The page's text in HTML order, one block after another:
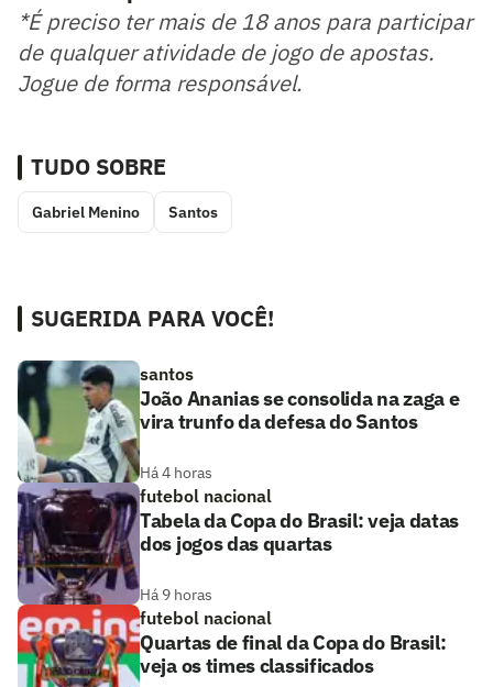
*É preciso ter mais de 18 anos para participar
de qualquer atividade de jogo de apostas.
Jogue de forma responsável.
TUDO SOBRE
Gabriel Menino Santos
SUGERIDA PARA VOCÊ!
santos
João Ananias se consolida na zaga e
vira trunfo da defesa do Santos
Há 4 horas
futebol nacional
Tabela da Copa do Brasil: veja datas
dos jogos das quartas
Há 9 horas
futebol nacional
Quartas de final da Copa do Brasil:
veja os times classificados